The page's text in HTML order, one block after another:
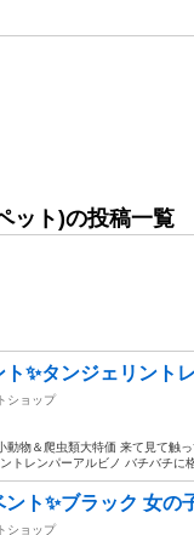
ット)の投稿一覧
✨タンジェリント
ショップ
動物＆爬虫類大特価 来て見て触
トレンパーアルビノ バチバチに
ト✨ブラック 女の
ショップ